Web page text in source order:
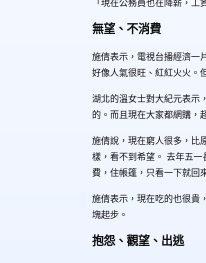
「現在公務員也在降薪，
無望、不消費
施倩表示，電視台播經濟一
好像人氣很旺、紅紅火火。
湖北的溫女士對大紀元表示
的。而且現在大家都網購，
施倩說，現在窮人很多，比
樣，看不到希望。 去年五
費，住帳篷，只看一下就回
施倩表示，現在吃的也很貴
塊起步。
抱怨、觀望、出逃